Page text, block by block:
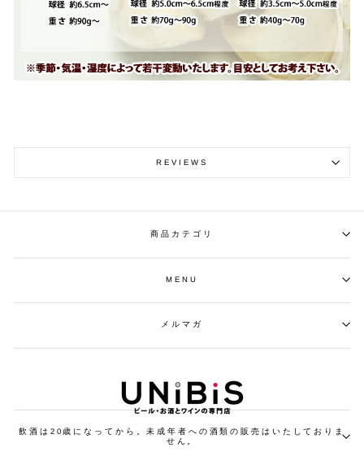
REVIEWS
商品カテゴリ
MENU
メルマガ
飲酒は20歳になってから。未成年者への酒類の販売はいたしておりま
せん。